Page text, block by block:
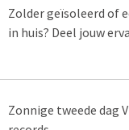
Zolder geïsoleerd of
in huis? Deel jouw
Zonnige tweede dag